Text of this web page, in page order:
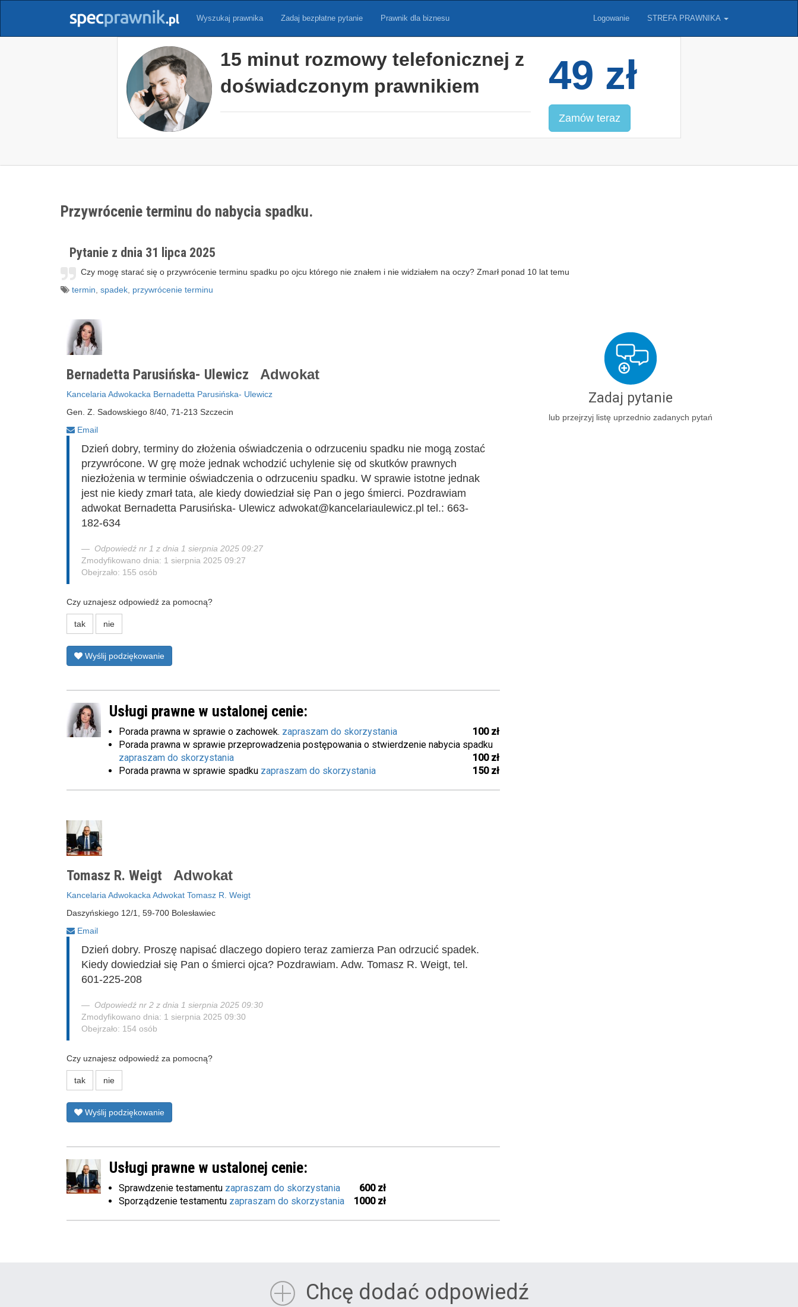
Wyszukaj prawnika Zadaj bezpłatne pytanie Prawnik dla biznesu Logowanie STREFA PRAWNIKA
15 minut rozmowy telefonicznej z
doświadczonym prawnikiem
49 zł
Zamów teraz
Przywrócenie terminu do nabycia spadku.
Pytanie z dnia 31 lipca 2025
Czy mogę starać się o przywrócenie terminu spadku po ojcu którego nie znałem i nie widziałem na oczy? Zmarł ponad 10 lat temu
termin spadek przywrócenie terminu
Bernadetta Parusińska- Ulewicz Adwokat
Kancelaria Adwokacka Bernadetta Parusińska- Ulewicz
Gen. Z. Sadowskiego 8/40, 71-213 Szczecin
Email
Dzień dobry, terminy do złożenia oświadczenia o odrzuceniu spadku nie mogą zostać
przywrócone. W grę może jednak wchodzić uchylenie się od skutków prawnych
niezłożenia w terminie oświadczenia o odrzuceniu spadku. W sprawie istotne jednak
jest nie kiedy zmarł tata, ale kiedy dowiedział się Pan o jego śmierci. Pozdrawiam
adwokat Bernadetta Parusińska- Ulewicz adwokat@kancelariaulewicz.pl tel.: 663-
182-634
Odpowiedź nr 1 z dnia 1 sierpnia 2025 09:27
Zmodyfikowano dnia: 1 sierpnia 2025 09:27
Obejrzało: 155 osób
Czy uznajesz odpowiedź za pomocną?
tak nie
Wyślij podziękowanie
Usługi prawne w ustalonej cenie:
Porada prawna w sprawie o zachowek. 100 zł
zapraszam do skorzystania
Porada prawna w sprawie przeprowadzenia postępowania o stwierdzenie nabycia spadku
100 zł
zapraszam do skorzystania
Porada prawna w sprawie spadku
150 zł
zapraszam do skorzystania
Tomasz R. Weigt Adwokat
Kancelaria Adwokacka Adwokat Tomasz R. Weigt
Daszyńskiego 12/1, 59-700 Bolesławiec
Email
Dzień dobry. Proszę napisać dlaczego dopiero teraz zamierza Pan odrzucić spadek.
Kiedy dowiedział się Pan o śmierci ojca? Pozdrawiam. Adw. Tomasz R. Weigt, tel.
601-225-208
Odpowiedź nr 2 z dnia 1 sierpnia 2025 09:30
Zmodyfikowano dnia: 1 sierpnia 2025 09:30
Obejrzało: 154 osób
Czy uznajesz odpowiedź za pomocną?
tak nie
Wyślij podziękowanie
Usługi prawne w ustalonej cenie:
Sprawdzenie testamentu 600 zł
zapraszam do skorzystania
Sporządzenie testamentu
1000 zł
zapraszam do skorzystania
Zadaj pytanie
lub przejrzyj listę uprzednio zadanych pytań
Chcę dodać odpowiedź